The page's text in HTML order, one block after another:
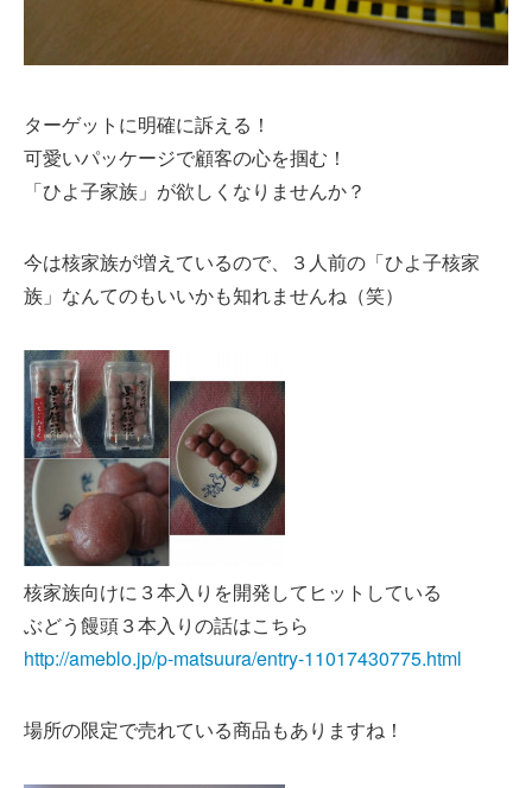
ターゲットに明確に訴える！
可愛いパッケージで顧客の心を掴む！
「ひよ子家族」が欲しくなりませんか？
今は核家族が増えているので、３人前の「ひよ子核家
族」なんてのもいいかも知れませんね（笑）
核家族向けに３本入りを開発してヒットしている
ぶどう饅頭３本入りの話はこちら
http://ameblo.jp/p-matsuura/entry-11017430775.html
場所の限定で売れている商品もありますね！